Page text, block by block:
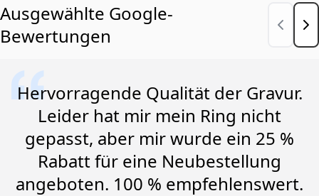
Ausgewählte Google-
Bewertungen
Hervorragende Qualität der Gravur.
Leider hat mir mein Ring nicht
gepasst, aber mir wurde ein 25 %
Rabatt für eine Neubestellung
angeboten. 100 % empfehlenswert.